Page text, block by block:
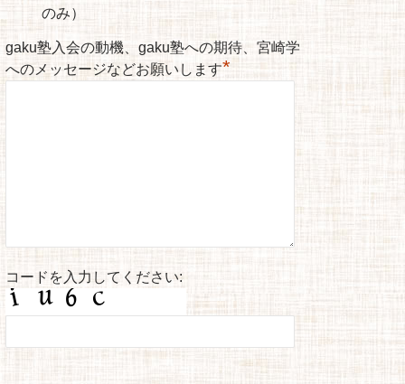
のみ）
gaku塾入会の動機、gaku塾への期待、宮崎学
へのメッセージなどお願いします*
コードを入力してください: